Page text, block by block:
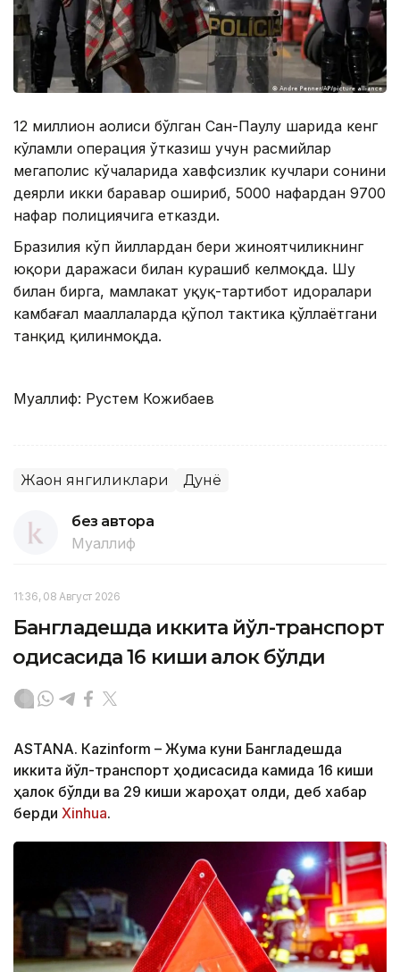
12 миллион аҳолиси бўлган Сан-Паулу шаҳрида кенг
кўламли операция ўтказиш учун расмийлар
мегаполис кўчаларида хавфсизлик кучлари сонини
деярли икки баравар ошириб, 5000 нафардан 9700
нафар полициячига етказди.
Бразилия кўп йиллардан бери жиноятчиликнинг
юқори даражаси билан курашиб келмоқда. Шу
билан бирга, мамлакат ҳуқуқ-тартибот идоралари
камбағал маҳаллаларда қўпол тактика қўллаётгани
танқид қилинмоқда.
Муаллиф: Рустем Кожибаев
Жаҳон янгиликлари Дунё
без автора
Муаллиф
11:36, 08 Август 2026
Бангладешда иккита йўл-транспорт
ҳодисасида 16 киши ҳалок бўлди
ASTANА. Кazinform – Жума куни Бангладешда
иккита йўл-транспорт ҳодисасида камида 16 киши
ҳалок бўлди ва 29 киши жароҳат олди, деб хабар
берди Xinhua.